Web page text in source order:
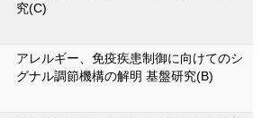
究(C)
アレルギー、免疫疾患制御に向けてのシ
グナル調節機構の解明 基盤研究(B)